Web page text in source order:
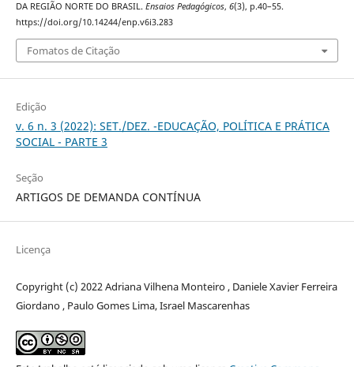
DA REGIÃO NORTE DO BRASIL. Ensaios Pedagógicos, 6(3), p.40–55.
https://doi.org/10.14244/enp.v6i3.283
Fomatos de Citação
Edição
v. 6 n. 3 (2022): SET./DEZ. -EDUCAÇÃO, POLÍTICA E PRÁTICA
SOCIAL - PARTE 3
Seção
ARTIGOS DE DEMANDA CONTÍNUA
Licença
Copyright (c) 2022 Adriana Vilhena Monteiro , Daniele Xavier Ferreira
Giordano , Paulo Gomes Lima, Israel Mascarenhas